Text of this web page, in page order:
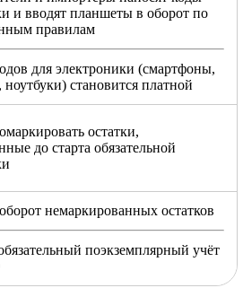
и вводят планшеты в оборот по
правилам
для электроники (смартфоны,
становится платной
остатки,
до старта обязательной
немаркированных остатков
поэкземплярный учёт